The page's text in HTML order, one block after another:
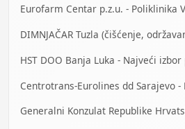
Eurofarm Centar p.z.u. - Poliklinika
DIMNJAČAR Tuzla (čišćenje,
HST DOO Banja Luka - Najveći
Generalni Konzulat Republike